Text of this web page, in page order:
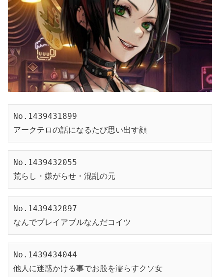
No.1439431899
アークテロの話になるたび思い出す顔
No.1439432055
荒らし・嫌がらせ・混乱の元
No.1439432897
なんでプレイアブルなんだコイツ
No.1439434044
他人に迷惑かける事でお股を濡らすクソ女